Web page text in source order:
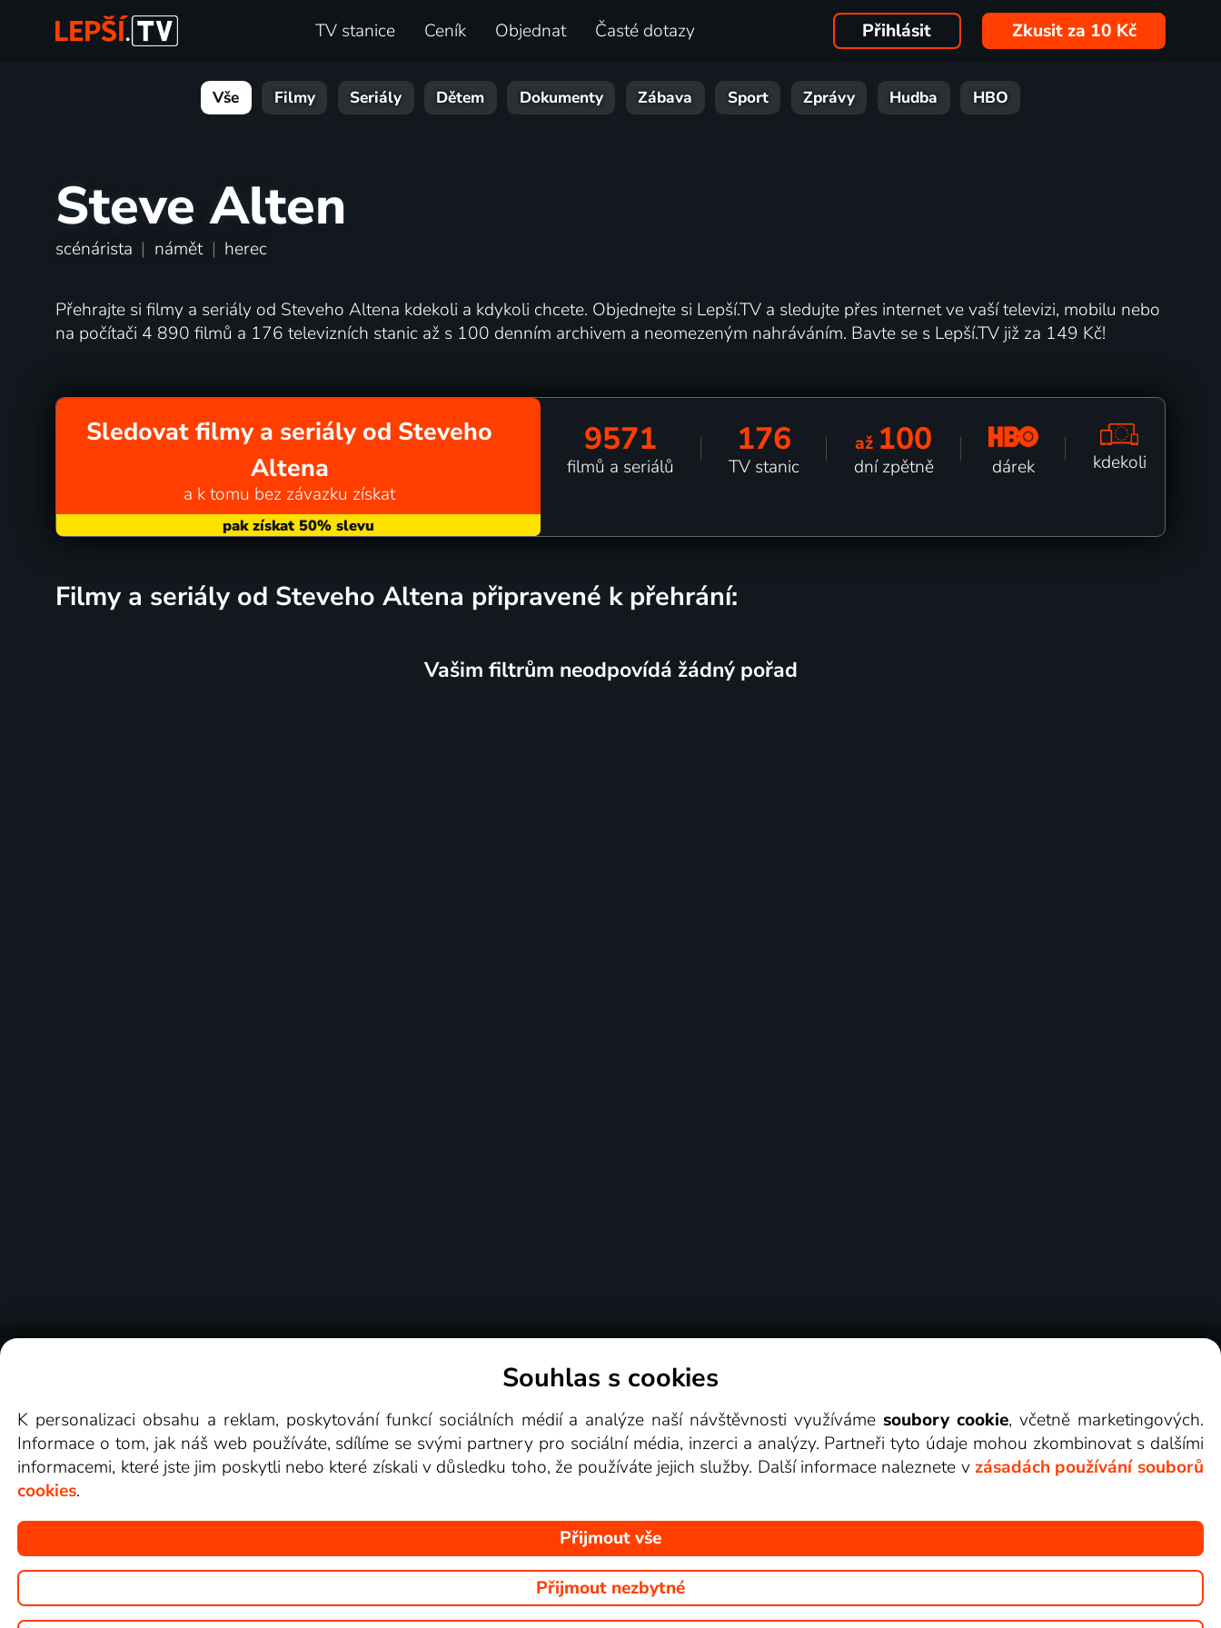
TV stanice Ceník Objednat Časté dotazy Přihlásit Zkusit za 10 Kč
Vše Filmy Seriály Dětem Dokumenty Zábava Sport Zprávy Hudba HBO
Steve Alten
scénárista | námět | herec
Přehrajte si filmy a seriály od Steveho Altena kdekoli a kdykoli chcete. Objednejte si Lepší.TV a sledujte přes internet ve vaší televizi, mobilu nebo
na počítači 4 890 filmů a 176 televizních stanic až s 100 denním archivem a neomezeným nahráváním. Bavte se s Lepší.TV již za 149 Kč!
Sledovat filmy a seriály od Steveho
Altena
a k tomu bez závazku získat
9571
filmů a seriálů
176
TV stanic
až 100
dní zpětně dárek kdekoli
filmy a seriály od Steveho Altena připravené k přehrání:
Vašim filtrům neodpovídá žádný pořad
Videotéka
Souhlas s cookies
K personalizaci obsahu a reklam, poskytování funkcí sociálních médií a analýze naší návštěvnosti využívámesoubory cookie, včetně marketingových.
Informace o tom, jak náš web používáte, sdílíme se svými partnery pro sociální média, inzerci a analýzy. Partneři tyto údaje mohou zkombinovat s dalšími
informacemi, které jste jim poskytli nebo které získali v důsledku toho, že používáte jejich služby. Další informace naleznete v zásadách používání souborů
cookies.
Přijmout vše
Přijmout nezbytné